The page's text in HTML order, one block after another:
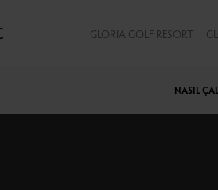
GLORIA GOLF RESORT
NASIL